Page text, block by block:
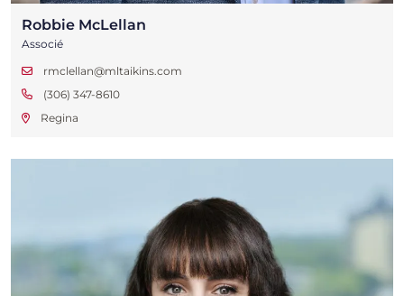
Robbie McLellan
Associé
rmclellan@mltaikins.com
(306) 347-8610
Regina